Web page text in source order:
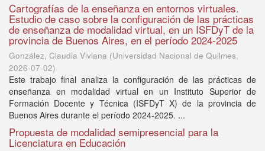
Cartografías de la enseñanza en entornos virtuales.
Estudio de caso sobre la configuración de las prácticas
de enseñanza de modalidad virtual, en un ISFDyT de la
provincia de Buenos Aires, en el período 2024-2025
González, Claudia Viviana (Universidad Nacional de Quilmes,
2026-07-02)
Este trabajo final analiza la configuración de las prácticas de
enseñanza en modalidad virtual en un Instituto Superior de
Formación Docente y Técnica (ISFDyT X) de la provincia de
Buenos Aires durante el período 2024-2025. ...
Propuesta de modalidad semipresencial para la
Licenciatura en Educación